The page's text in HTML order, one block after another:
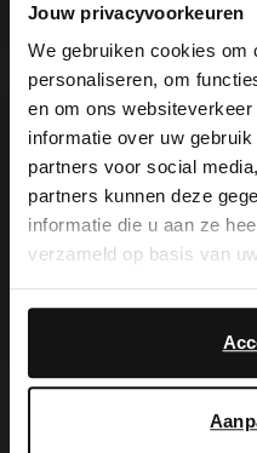
Jouw privacyvoorkeuren
We gebruiken cookies om
personaliseren, om
en om ons
informatie over uw
partners voor social
partners kunnen deze
informatie die u aan ze
verzameld op basis van
Bordeauxrote
und Quasten der
goldfarbene
dem Spann. Als
wir das Carbon
View this
It looks like your
you like to switch to
English